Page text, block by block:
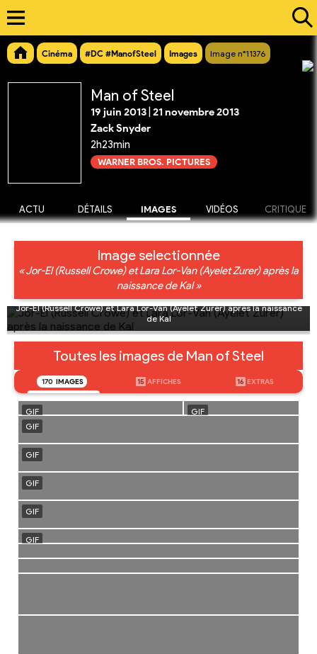
Cinéma #DC #ManofSteel Images Image n°11376
Man of Steel
19 juin 2013 21 novembre 2013
Zack Snyder
2h23min
WARNER BROS. PICTURES
ACTU DÉTAILS IMAGES VIDÉOS CRITIQUE
Image selectionnée
« Jor-El (Russell Crowe) et Lara Lor-Van (Ayelet Zurer) après la
naissance de Kal »
Jor-El (Russell Crowe) et Lara Lor-Van (Ayelet Zurer) après la naissance
de Kal
Toutes les images de Man of Steel
170 IMAGES 15 AFFICHES 16 EXTRAS